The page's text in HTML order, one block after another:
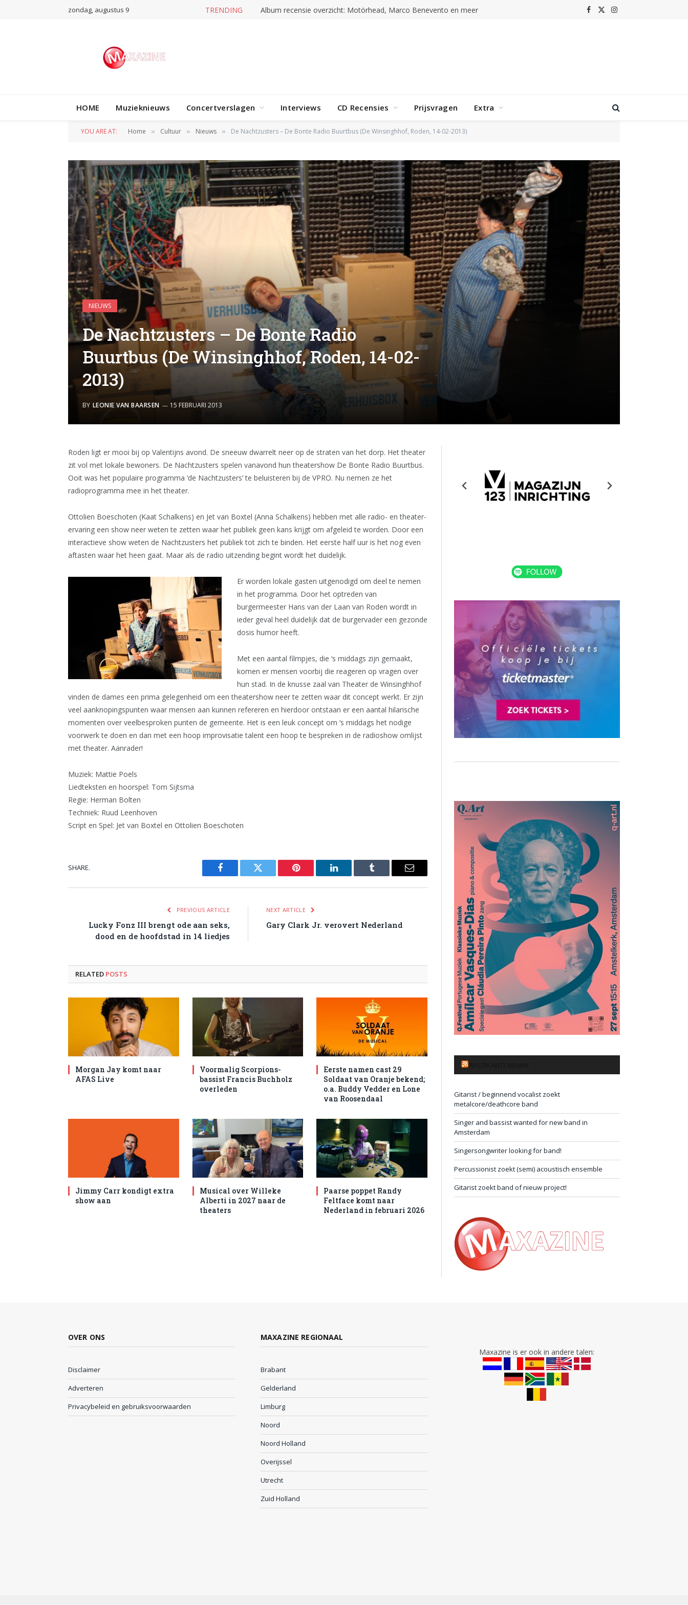
zondag, augustus 9 TRENDING Album recensie overzicht: Doro, Marc Amacher en meer Facebook
X
Instagram
HOME Muzieknieuws Concertverslagen Interviews CD Recensies Prijsvragen Extra
YOU ARE AT: Home » Cultuur » Nieuws » De Nachtzusters – De Bonte Radio Buurtbus (De Winsinghhof, Roden, 14-02-2013)
NIEUWS
De Nachtzusters – De Bonte Radio
Buurtbus (De Winsinghhof, Roden, 14-02-
2013)
BY LEONIE VAN BAARSEN 15 FEBRUARI 2013
Roden ligt er mooi bij op Valentijns avond. De sneeuw dwarrelt neer op de straten van het dorp. Het theater
zit vol met lokale bewoners. De Nachtzusters spelen vanavond hun theatershow De Bonte Radio Buurtbus.
Ooit was het populaire programma ‘de Nachtzusters’ te beluisteren bij de VPRO. Nu nemen ze het
radioprogramma mee in het theater.
Ottolien Boeschoten (Kaat Schalkens) en Jet van Boxtel (Anna Schalkens) hebben met alle radio- en theater-
ervaring een show neer weten te zetten waar het publiek geen kans krijgt om afgeleid te worden. Door een
interactieve show weten de Nachtzusters het publiek tot zich te binden. Het eerste half uur is het nog even
aftasten waar het heen gaat. Maar als de radio uitzending begint wordt het duidelijk.
Er worden lokale gasten uitgenodigd om deel te nemen
in het programma. Door het optreden van
burgermeester Hans van der Laan van Roden wordt in
ieder geval heel duidelijk dat de burgervader een gezonde
dosis humor heeft.
Met een aantal filmpjes, die ‘s middags zijn gemaakt,
komen er mensen voorbij die reageren op vragen over
hun stad. In de knusse zaal van Theater de Winsinghhof
vinden de dames een prima gelegenheid om een theatershow neer te zetten waar dit concept werkt. Er zijn
veel aanknopingspunten waar mensen aan kunnen refereren en hierdoor ontstaan er een aantal hilarische
momenten over veelbesproken punten de gemeente. Het is een leuk concept om ‘s middags het nodige
voorwerk te doen en dan met een hoop improvisatie talent een hoop te bespreken in de radioshow omlijst
met theater. Aanrader!
Muziek: Mattie Poels
Liedteksten en hoorspel: Tom Sijtsma
Regie: Herman Bolten
Techniek: Ruud Leenhoven
Script en Spel: Jet van Boxtel en Ottolien Boeschoten
SHARE.
Facebook Twitter Pinterest LinkedIn Tumblr Email
PREVIOUS ARTICLE
Lucky Fonz III brengt ode aan seks,
dood en de hoofdstad in 14 liedjes
NEXT ARTICLE
Gary Clark Jr. verovert Nederland
RELATED POSTS
Morgan Jay komt naar
AFAS Live
Voormalig Scorpions-
bassist Francis Buchholz
overleden
Eerste namen cast 29
Soldaat van Oranje bekend;
o.a. Buddy Vedder en Lone
van Roosendaal
Jimmy Carr kondigt extra
show aan
Musical over Willeke
Alberti in 2027 naar de
theaters
Paarse poppet Randy
Feltface komt naar
Nederland in februari 2026
Gitarist / beginnend vocalist zoekt
metalcore/deathcore band
Singer and bassist wanted for new band in
Amsterdam
Singersongwriter looking for band!
Percussionist zoekt (semi) acoustisch ensemble
Gitarist zoekt band of nieuw project!
OVER ONS
Disclaimer
Adverteren
Privacybeleid en gebruiksvoorwaarden
MAXAZINE REGIONAAL
Brabant
Gelderland
Limburg
Noord
Noord Holland
Overijssel
Utrecht
Zuid Holland
Maxazine is er ook in andere talen: